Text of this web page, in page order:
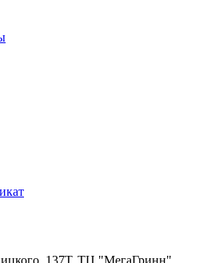
137Т, ТЦ "МегаГринн",